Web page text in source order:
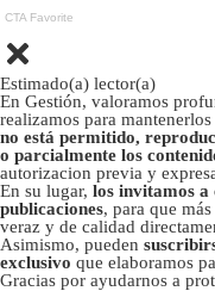
Estimado(a) lector(a)
En Gestión, valoramos
realizamos para
no está permitido,
o parcialmente los
autorizacion previa y
En su lugar, los invitamos a
publicaciones, para que
veraz y de calidad
Asimismo, pueden
exclusivo que elaboramos
Gracias por ayudarnos a